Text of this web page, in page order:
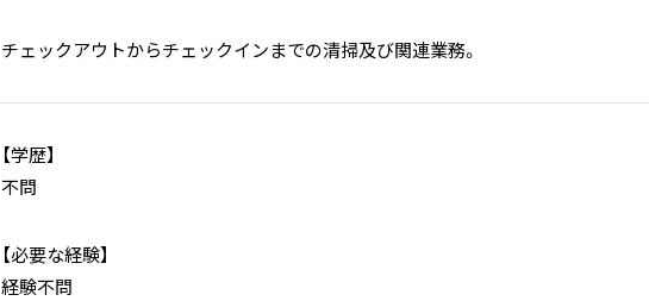
チェックアウトからチェックインまでの清掃及び関連業務。
【学歴】
不問
【必要な経験】
経験不問